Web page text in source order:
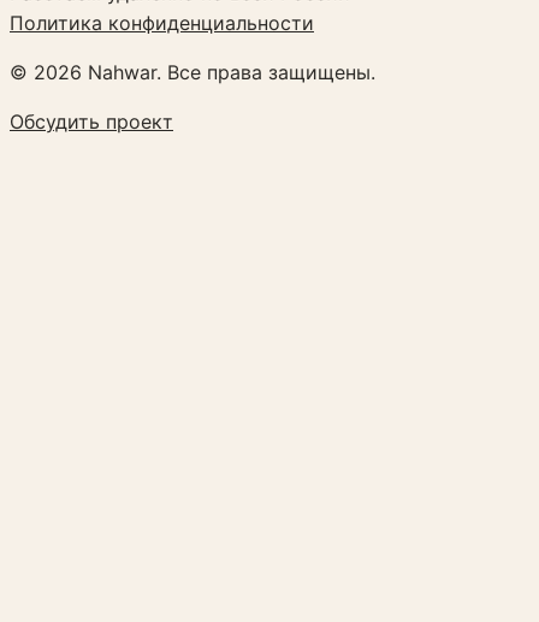
Политика конфиденциальности
© 2026 Nahwar. Все права защищены.
Обсудить проект